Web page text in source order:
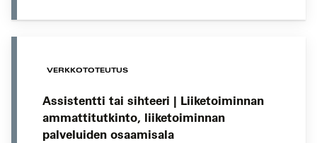
VERKKOTOTEUTUS
Assistentti tai sihteeri | Liiketoiminnan
ammattitutkinto, liiketoiminnan
palveluiden osaamisala